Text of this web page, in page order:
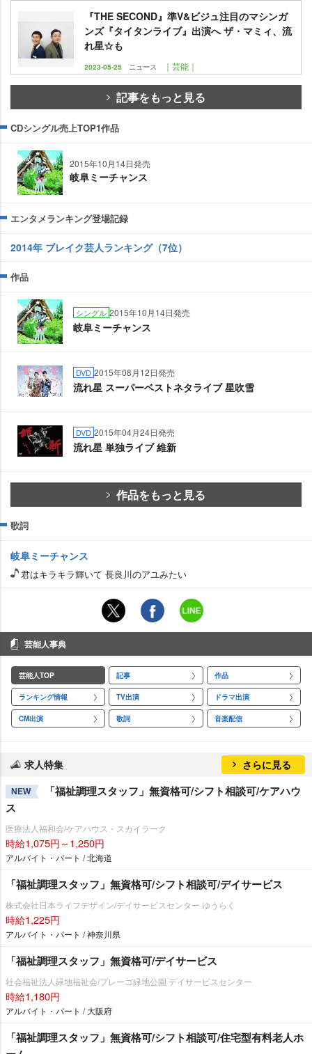
『THE SECOND』準V&ビジュ注目のマシンガ
ンズ『タイタンライブ』出演へ ザ・マミィ、流
れ星☆も
2023-05-25 ニュース ｜芸能｜
記事をもっと見る
CDシングル売上TOP1作品
2015年10月14日発売
岐阜ミーチャンス
エンタメランキング登場記録
2014年 ブレイク芸人ランキング（7位）
作品
シングル 2015年10月14日発売
岐阜ミーチャンス
DVD 2015年08月12日発売
流れ星 スーパーベストネタライブ 星吹雪
DVD 2015年04月24日発売
流れ星 単独ライブ 維新
作品をもっと見る
歌詞
岐阜ミーチャンス
君はキラキラ輝いて 長良川のアユみたい
芸能人事典
芸能人TOP 記事 作品
ランキング情報 TV出演 ドラマ出演
CM出演 歌詞 音楽配信
求人特集 さらに見る
NEW
「福祉調理スタッフ」無資格可/シフト相談可/ケアハウ
ス
医療法人福和会/ケアハウス・スカイラーク
時給1,075円～1,250円
アルバイト・パート / 北海道
「福祉調理スタッフ」無資格可/シフト相談可/デイサービス
株式会社日本ライフデザイン/デイサービスセンター ゆうらく
時給1,225円
アルバイト・パート / 神奈川県
「福祉調理スタッフ」無資格可/デイサービス
社会福祉法人緑地福祉会/プレーゴ緑地公園 デイサービスセンター
時給1,180円
アルバイト・パート / 大阪府
「福祉調理スタッフ」無資格可/シフト相談可/住宅型有料老人ホ